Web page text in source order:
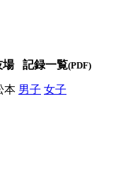
場 記録一覧(PDF)
本 男子 女子